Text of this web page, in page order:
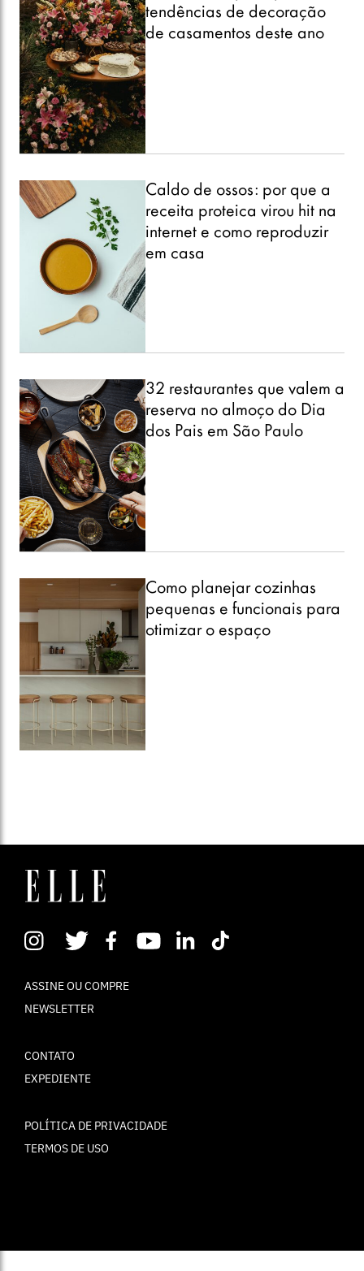
tendências de decoração
de casamentos deste ano
Caldo de ossos: por que a
receita proteica virou hit na
internet e como reproduzir
em casa
32 restaurantes que valem a
reserva no almoço do Dia
dos Pais em São Paulo
Como planejar cozinhas
pequenas e funcionais para
otimizar o espaço
ASSINE OU COMPRE
NEWSLETTER
CONTATO
EXPEDIENTE
POLÍTICA DE PRIVACIDADE
TERMOS DE USO